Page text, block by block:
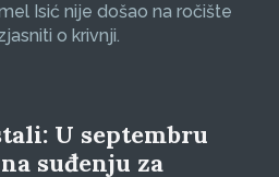
Isić nije došao na ročište
o krivnji.
U septembru
suđenju za